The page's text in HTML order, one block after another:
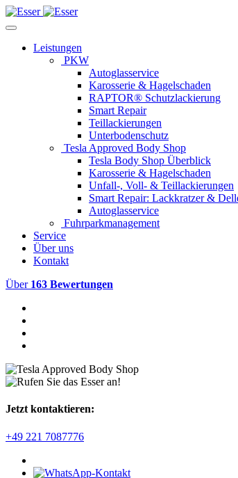
Leistungen
PKW
Autoglasservice
Karosserie & Hagelschaden
RAPTOR® Schutzlackierung
Smart Repair
Teillackierungen
Unterbodenschutz
Tesla Approved Body Shop
Tesla Body Shop Überblick
Karosserie & Hagelschaden
Unfall-, Voll- & Teillackierungen
Smart Repair: Lackkratzer &
Autoglasservice
Fuhrparkmanagement
Service
Über uns
Kontakt
Über 163 Bewertungen
Jetzt kontaktieren:
+49 221 7087776